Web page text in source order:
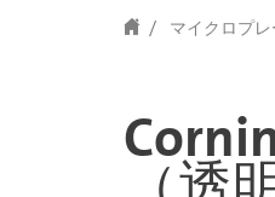
マイクロプレ